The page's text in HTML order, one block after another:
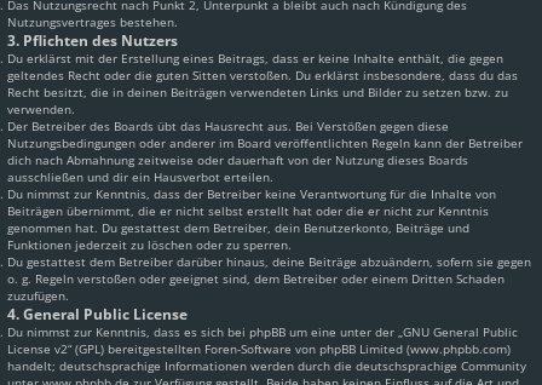
Das Nutzungsrecht nach Punkt 2, Unterpunkt a bleibt auch nach Kündigung des
Nutzungsvertrages bestehen.
3. Pflichten des Nutzers
Du erklärst mit der Erstellung eines Beitrags, dass er keine Inhalte enthält, die gegen
geltendes Recht oder die guten Sitten verstoßen. Du erklärst insbesondere, dass du das
Recht besitzt, die in deinen Beiträgen verwendeten Links und Bilder zu setzen bzw. zu
verwenden.
Der Betreiber des Boards übt das Hausrecht aus. Bei Verstößen gegen diese
Nutzungsbedingungen oder anderer im Board veröffentlichten Regeln kann der Betreiber
dich nach Abmahnung zeitweise oder dauerhaft von der Nutzung dieses Boards
ausschließen und dir ein Hausverbot erteilen.
Du nimmst zur Kenntnis, dass der Betreiber keine Verantwortung für die Inhalte von
Beiträgen übernimmt, die er nicht selbst erstellt hat oder die er nicht zur Kenntnis
genommen hat. Du gestattest dem Betreiber, dein Benutzerkonto, Beiträge und
Funktionen jederzeit zu löschen oder zu sperren.
Du gestattest dem Betreiber darüber hinaus, deine Beiträge abzuändern, sofern sie gegen
o. g. Regeln verstoßen oder geeignet sind, dem Betreiber oder einem Dritten Schaden
zuzufügen.
4. General Public License
Du nimmst zur Kenntnis, dass es sich bei phpBB um eine unter der „GNU General Public
License v2“ (GPL) bereitgestellten Foren-Software von phpBB Limited (www.phpbb.com)
handelt; deutschsprachige Informationen werden durch die deutschsprachige Community